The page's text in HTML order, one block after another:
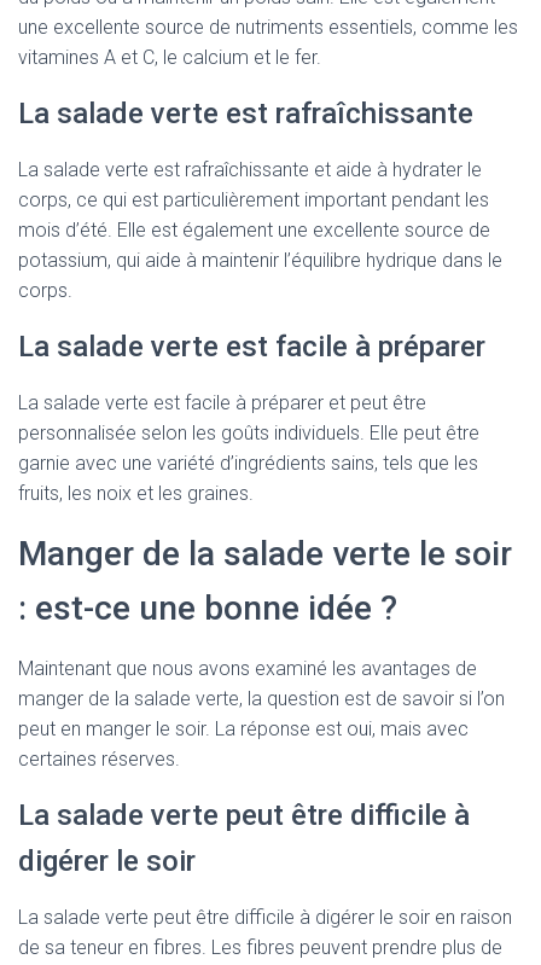
une excellente source de nutriments essentiels, comme les
vitamines A et C, le calcium et le fer.
La salade verte est rafraîchissante
La salade verte est rafraîchissante et aide à hydrater le
corps, ce qui est particulièrement important pendant les
mois d’été. Elle est également une excellente source de
potassium, qui aide à maintenir l’équilibre hydrique dans le
corps.
La salade verte est facile à préparer
La salade verte est facile à préparer et peut être
personnalisée selon les goûts individuels. Elle peut être
garnie avec une variété d’ingrédients sains, tels que les
fruits, les noix et les graines.
Manger de la salade verte le soir
: est-ce une bonne idée ?
Maintenant que nous avons examiné les avantages de
manger de la salade verte, la question est de savoir si l’on
peut en manger le soir. La réponse est oui, mais avec
certaines réserves.
La salade verte peut être difficile à
digérer le soir
La salade verte peut être difficile à digérer le soir en raison
de sa teneur en fibres. Les fibres peuvent prendre plus de